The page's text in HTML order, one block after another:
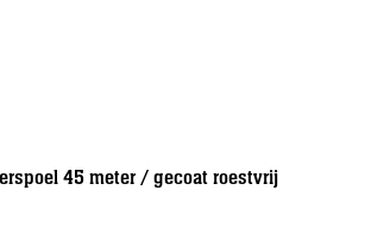
45 meter / gecoat roestvrij